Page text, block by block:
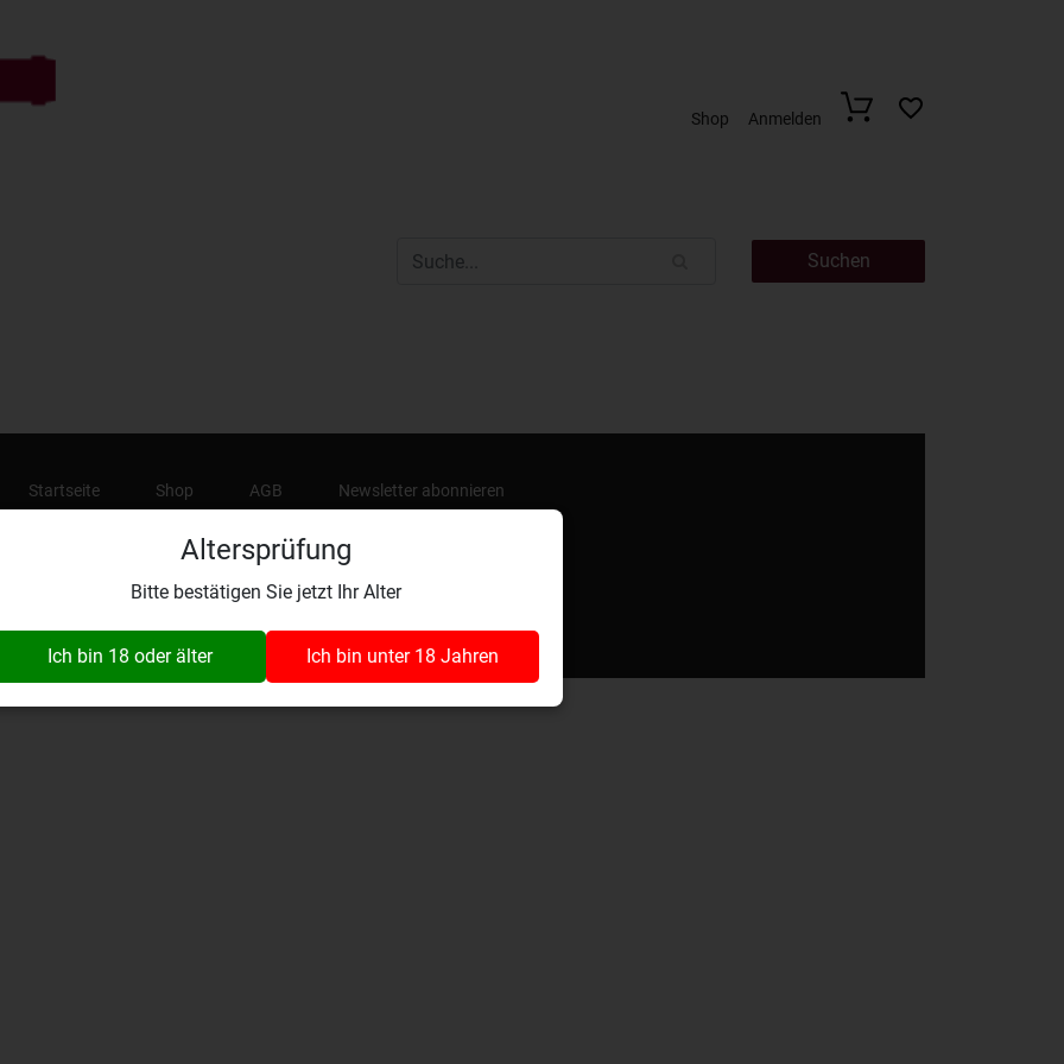
Altersprüfung
Bitte bestätigen Sie jetzt Ihr Alter
Ich bin 18 oder älter Ich bin unter 18 Jahren
Shop Anmelden
Suchen
Startseite Shop AGB Newsletter abonnieren
Wynaustrasse 1